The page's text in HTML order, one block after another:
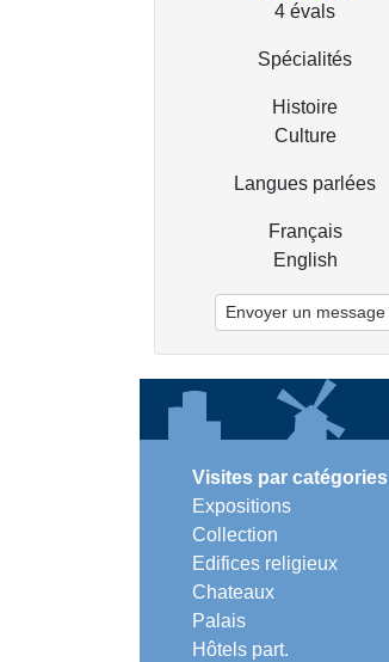
4 évals
Spécialités
Histoire
Culture
Langues parlées
Français
English
Envoyer un message
Visites par catégories
Expositions
Collection
Edifices religieux
Chateaux
Palais
Hôtels part.